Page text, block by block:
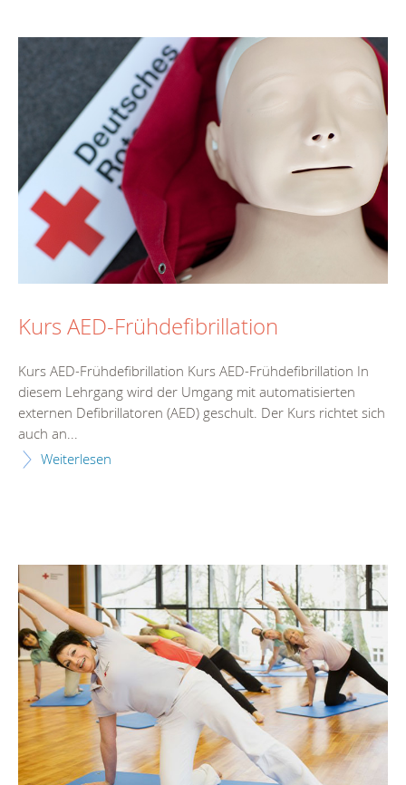
Kurs AED-Frühdefibrillation
Kurs AED-Frühdefibrillation Kurs AED-Frühdefibrillation In
diesem Lehrgang wird der Umgang mit automatisierten
externen Defibrillatoren (AED) geschult. Der Kurs richtet sich
auch an...
Weiterlesen